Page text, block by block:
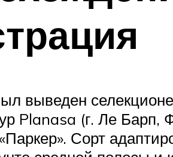
выведен
Planasa (г. Ле
Сорт